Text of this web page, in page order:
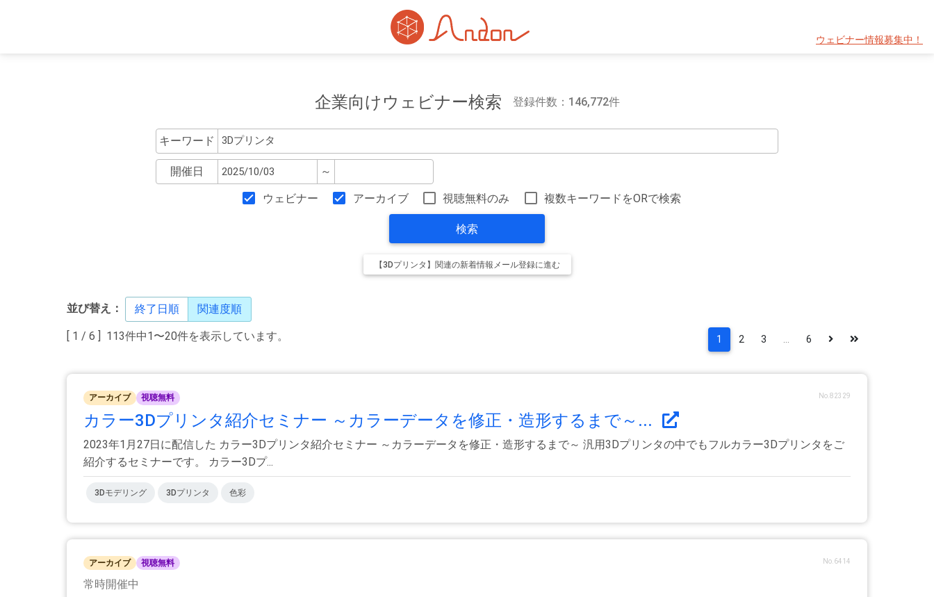
ウェビナー情報募集中！
企業向けウェビナー検索 登録件数：146,772件
キーワード
開催日 ～
ウェビナー アーカイブ 視聴無料のみ 複数キーワードをORで検索
検索
【3Dプリンタ】関連の新着情報メール登録に進む
並び替え： 終了日順 関連度順
[ 1 / 6 ] 113件中1〜20件を表示しています。 1 2 3 ... 6
アーカイブ 視聴無料 No.82329
カラー3Dプリンタ紹介セミナー ～カラーデータを修正・造形するまで～...
2023年1月27日に配信した カラー3Dプリンタ紹介セミナー ～カラーデータを修正・造形するまで～ 汎用3Dプリンタの中でもフルカラー3Dプリンタをご
紹介するセミナーです。 カラー3Dプ...
3Dモデリング 3Dプリンタ 色彩
アーカイブ 視聴無料 No.6414
常時開催中